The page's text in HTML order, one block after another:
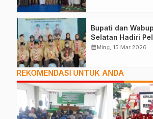
Bupati dan
Selatan Hadiri
Mabiran Pramuka
calendar_monthMing, 15 Mar 2026
REKOMENDASI UNTUK ANDA